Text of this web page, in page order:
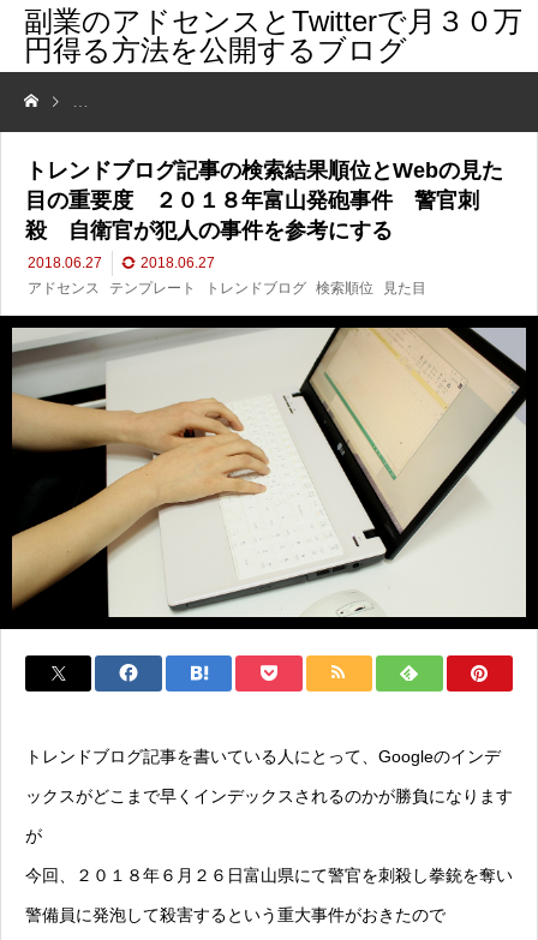
副業のアドセンスとTwitterで月３０万
円得る方法を公開するブログ
トレンドブログ記事の検索結果順位とWebの見た目の重要度 ２０
トレンドブログ記事の検索結果順位とWebの見た
目の重要度 ２０１８年富山発砲事件 警官刺
殺 自衛官が犯人の事件を参考にする
2018.06.27
2018.06.27
アドセンス
テンプレート トレンドブログ 検索順位 見た目
トレンドブログ記事を書いている人にとって、Googleのインデ
ックスがどこまで早くインデックスされるのかが勝負になります
が
今回、２０１８年６月２６日富山県にて警官を刺殺し拳銃を奪い
警備員に発泡して殺害するという重大事件がおきたので